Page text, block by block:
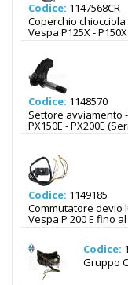
Codice: 1147568CR
Coperchio chiocciola
Vespa P125X - P150X
Codice: 1148570
Settore avviamento -
PX150E - PX200E
Codice: 1149185
Commutatore devio
Vespa P 200 E fino
Codice:
Gruppo